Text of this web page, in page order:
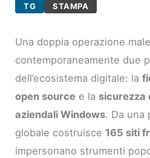
TG STAMPA
Una doppia operazione
contemporaneamente due
dell’ecosistema digitale: la
open source e la sicurezza
aziendali Windows. Da una
globale costruisce 165 siti
impersonano strumenti